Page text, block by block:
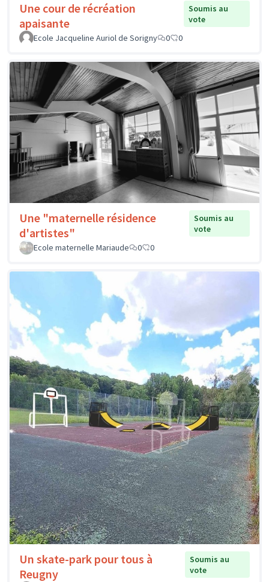
Une cour de récréation
apaisante
Soumis au
vote
Ecole Jacqueline Auriol de Sorigny
0 0
Une "maternelle résidence
d'artistes"
Soumis au
vote
Ecole maternelle Mariaude
0 0
Un skate-park pour tous à
Reugny
Soumis au
vote